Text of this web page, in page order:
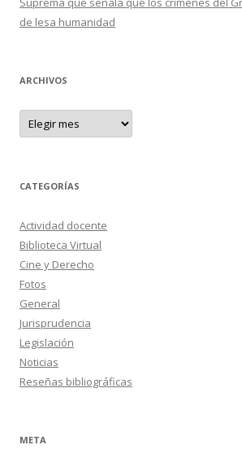
de lesa humanidad
ARCHIVOS
A
c
o
s
CATEGORÍAS
Actividad docente
Biblioteca Virtual
Cine y Derecho
Fotos
General
Jurisprudencia
Legislación
Noticias
Reseñas bibliográficas
META